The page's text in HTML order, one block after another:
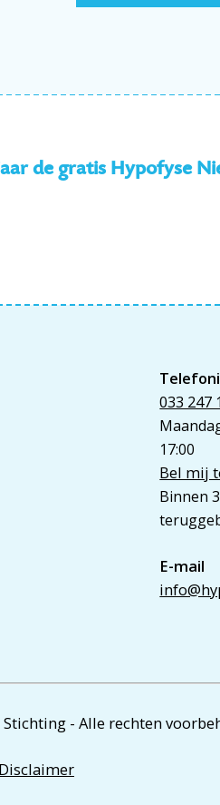
de gratis Hypofyse
033 247
17:00
Bel mij
Binnen
E-mail
- Alle rechten
Disclaimer